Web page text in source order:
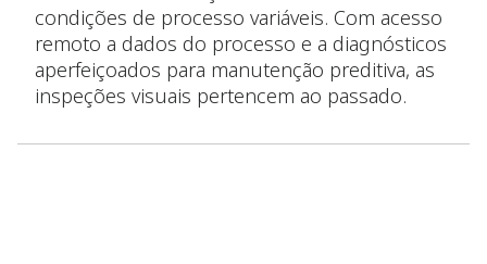
condições de processo variáveis. Com acesso
remoto a dados do processo e a diagnósticos
aperfeiçoados para manutenção preditiva, as
inspeções visuais pertencem ao passado.